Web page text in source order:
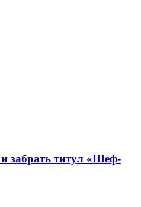
и забрать титул «Шеф-